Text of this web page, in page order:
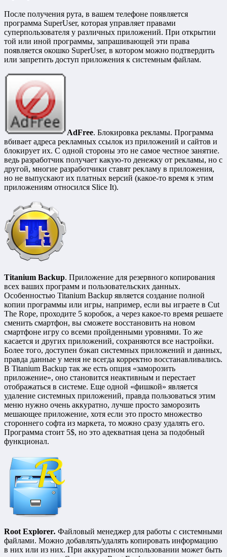
После получения рута, в вашем телефоне появляется
программа SuperUser, которая управляет правами
суперпользователя у различных приложений. При открытии
той или иной программы, запрашивающей эти права
появляется окошко SuperUser, в котором можно подтвердить
или запретить доступ приложения к системным файлам.
AdFree. Блокировка рекламы. Программа
вбивает адреса рекламных ссылок из приложений и сайтов и
блокирует их. С одной стороны это не самое честное занятие.
ведь разработчик получает какую-то денежку от рекламы, но с
другой, многие разработчики ставят рекламу в приложения,
но не выпускают их платных версий (какое-то время к этим
приложениям относился Slice It).
Titanium Backup. Приложение для резервного копирования
всех ваших программ и пользовательских данных.
Особенностью Titanium Backup является создание полной
копии программы или игры, например, если вы играете в Cut
The Rope, проходите 5 коробок, а через какое-то время решаете
сменить смартфон, вы сможете восстановить на новом
смартфоне игру со всеми пройденными уровнями. То же
касается и других приложений, сохраняются все настройки.
Более того, доступен бэкап системных приложений и данных,
правда данные у меня не всегда корректно восстанавливались.
В Titanium Backup так же есть опция «заморозить
приложение», оно становится неактивным и перестает
отображаться в системе. Еще одной «фишкой» является
удаление системных приложений, правда пользоваться этим
меню нужно очень аккуратно, лучше просто заморозить
мешающее приложение, хотя если это просто множество
стороннего софта из маркета, то можно сразу удалять его.
Программа стоит 5$, но это адекватная цена за подобный
функционал.
Root Explorer. Файловый менеджер для работы с системными
файлами. Можно добавлять/удалять копировать информацию
в них или из них. При аккуратном использовании может быть